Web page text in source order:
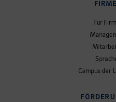
Für
Campus der